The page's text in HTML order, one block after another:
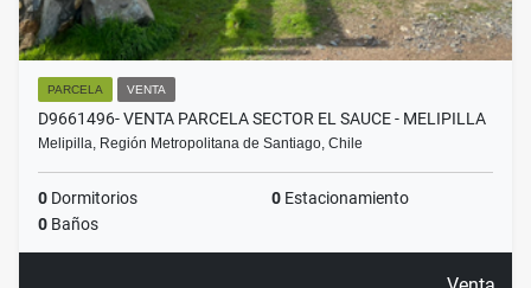
PARCELA VENTA
D9661496- VENTA PARCELA SECTOR EL SAUCE - MELIPILLA
Melipilla, Región Metropolitana de Santiago, Chile
0 Dormitorios 0 Estacionamiento
0 Baños